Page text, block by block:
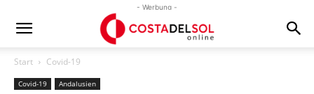
- Werbung -
Start Covid-19
Covid-19 Andalusien